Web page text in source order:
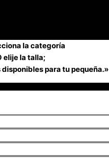
la categoría
elije la talla;
para tu pequeña.»